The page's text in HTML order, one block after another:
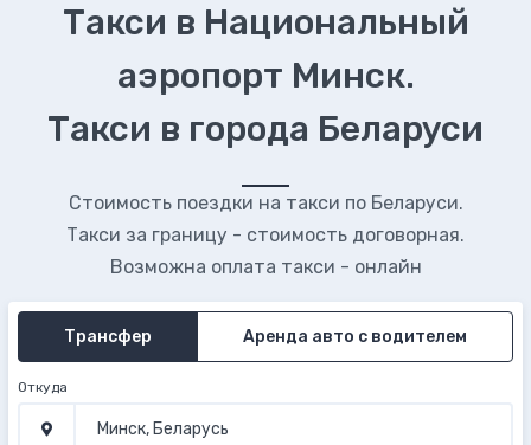
Такси в Национальный
аэропорт Минск.
Такси в города Беларуси
Стоимость поездки на такси по Беларуси.
Такси за границу - стоимость договорная.
Возможна оплата такси - онлайн
Трансфер Аренда авто с водителем
Откуда